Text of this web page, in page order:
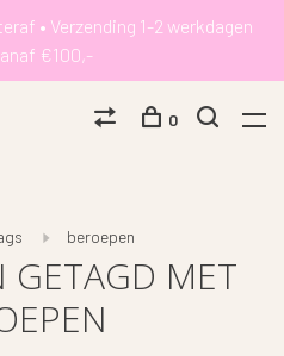
• Verzending 1-2 werkdagen
€100,-
0
beroepen
GETAGD MET